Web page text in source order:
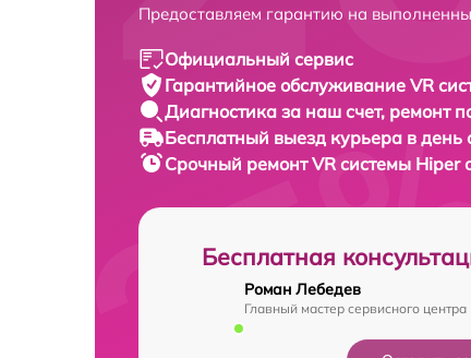
Предоставляем гарантию на
Официальный сервис
Гарантийное обслуживание VR
Диагностика за наш счет, ремонт
Бесплатный выезд курьера в день
Срочный ремонтVR системы Hiper
Бесплатная
Роман Лебедев
Главный мастер сервисного центра